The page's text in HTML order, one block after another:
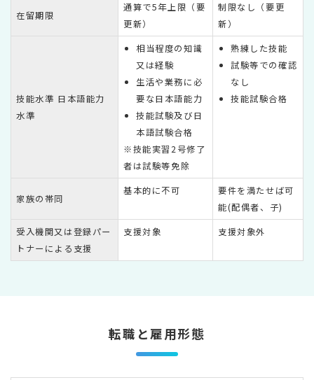
在留期限
通算で5年上限（要
更新）
制限なし（要更
新）
技能水準 日本語能力
水準
相当程度の知識
又は経験
生活や業務に必
要な日本語能力
技能試験及び日
本語試験合格
※技能実習2号修了
者は試験等免除
熟練した技能
試験等での確認
なし
技能試験合格
家族の帯同
基本的に不可
要件を満たせば可
能(配偶者、子)
受入機関又は登録パー
トナーによる支援
支援対象 支援対象外
転職と雇用形態